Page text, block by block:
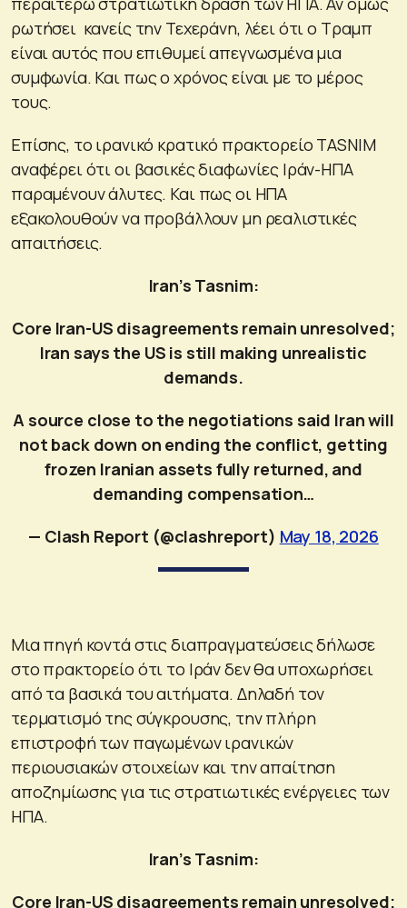
ρωτήσει κανείς την Τεχεράνη, λέει ότι ο Τραμπ
είναι αυτός που επιθυμεί απεγνωσμένα μια
συμφωνία. Και πως ο χρόνος είναι με το μέρος
τους.
Επίσης, το ιρανικό κρατικό πρακτορείο TASNIM
αναφέρει ότι οι βασικές διαφωνίες Ιράν-ΗΠΑ
παραμένουν άλυτες. Και πως οι ΗΠΑ
εξακολουθούν να προβάλλουν μη ρεαλιστικές
απαιτήσεις.
Iran’s Tasnim:
Core Iran-US disagreements remain unresolved;
Iran says the US is still making unrealistic
demands.
A source close to the negotiations said Iran will
not back down on ending the conflict, getting
frozen Iranian assets fully returned, and
demanding compensation…
— Clash Report (@clashreport) May 18, 2026
Μια πηγή κοντά στις διαπραγματεύσεις δήλωσε
στο πρακτορείο ότι το Ιράν δεν θα υποχωρήσει
από τα βασικά του αιτήματα. Δηλαδή τον
τερματισμό της σύγκρουσης, την πλήρη
επιστροφή των παγωμένων ιρανικών
περιουσιακών στοιχείων και την απαίτηση
αποζημίωσης για τις στρατιωτικές ενέργειες των
ΗΠΑ.
Iran’s Tasnim:
Core Iran-US disagreements remain unresolved;